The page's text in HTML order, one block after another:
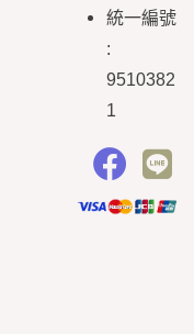
統一編號
:
9510382
1